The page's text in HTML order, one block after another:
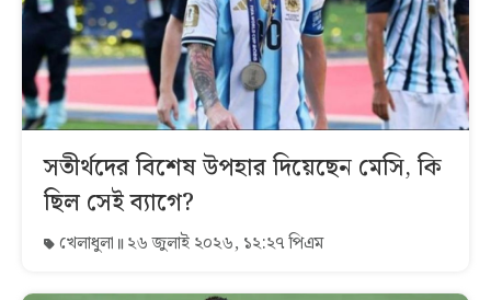
সতীর্থদের বিশেষ উপহার দিয়েছেন মেসি, কি
ছিল সেই ব্যাগে?
খেলাধুলা ২৬ জুলাই ২০২৬, ১২:২৭ পিএম